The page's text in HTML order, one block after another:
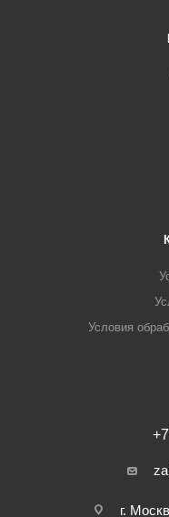
Условия
г.